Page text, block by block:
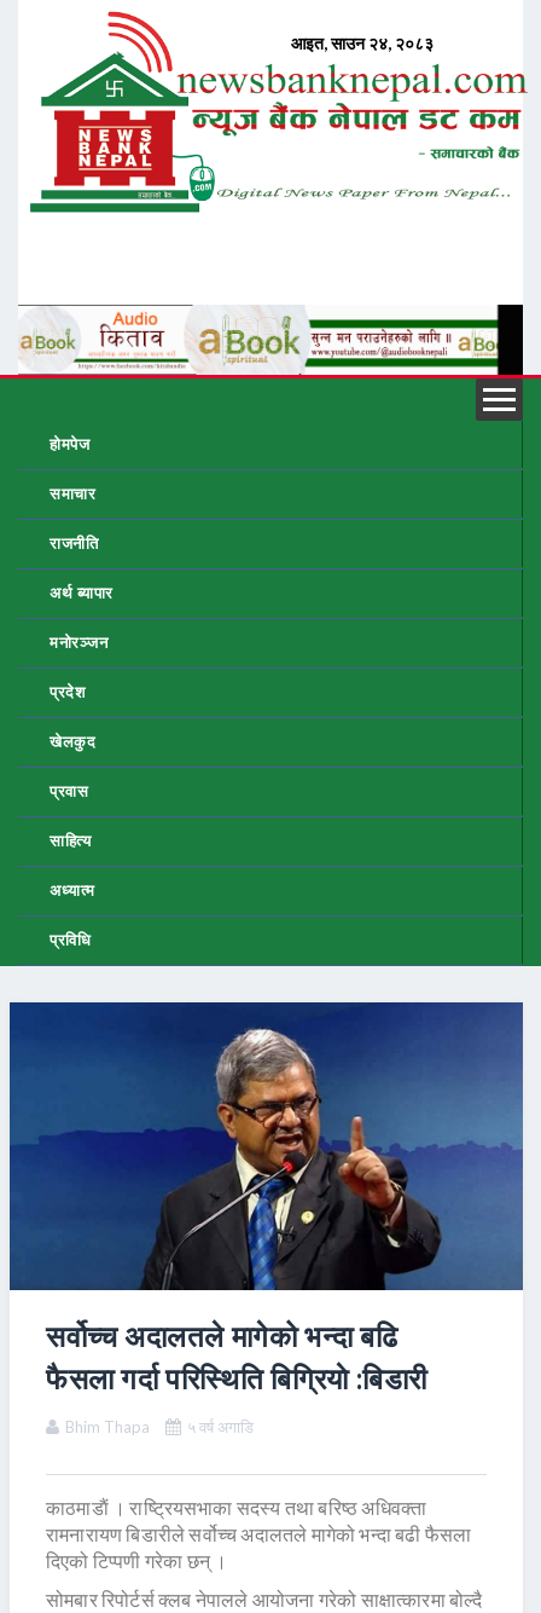
होमपेज
समाचार
राजनीति
अर्थ ब्यापार
मनोरञ्जन
प्रदेश
खेलकुद
प्रवास
साहित्य
अध्यात्म
प्रविधि
सर्वोच्च अदालतले मागेको भन्दा बढि
फैसला गर्दा परिस्थिति बिग्रियाे :बिडारी
Bhim Thapa ५ वर्ष अगाडि
काठमाडाैं । राष्ट्रियसभाका सदस्य तथा बरिष्ठ अधिवक्ता
रामनारायण बिडारीले सर्वोच्च अदालतले मागेको भन्दा बढी फैसला
दिएको टिप्पणी गरेका छन् ।
सोमबार रिपोर्टर्स क्लब नेपालले आयोजना गरेको साक्षात्कारमा बोल्दै